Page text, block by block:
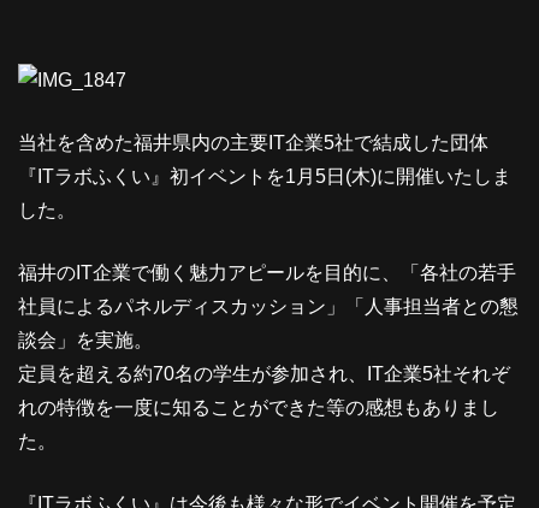
当社を含めた福井県内の主要IT企業5社で結成した団体
『ITラボふくい』初イベントを1月5日(木)に開催いたしま
した。
福井のIT企業で働く魅力アピールを目的に、「各社の若手
社員によるパネルディスカッション」「人事担当者との懇
談会」を実施。
定員を超える約70名の学生が参加され、IT企業5社それぞ
れの特徴を一度に知ることができた等の感想もありまし
た。
『ITラボふくい』は今後も様々な形でイベント開催を予定